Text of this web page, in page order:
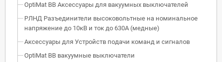
OptiMat BB Аксессуары для вакуумных выключателей
РЛНД Разъединители высоковольтные на номинальное
напряжение до 10кВ и ток до 630А (медные)
Аксессуары для Устройств подачи команд и сигналов
OptiMat BB вакуумные выключатели